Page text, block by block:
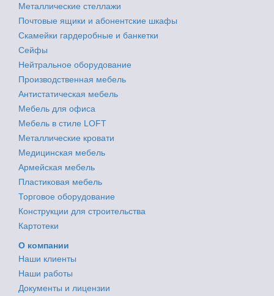
Металлические стеллажи
Почтовые ящики и абонентские шкафы
Скамейки гардеробные и банкетки
Сейфы
Нейтральное оборудование
Производственная мебель
Антистатическая мебель
Мебель для офиса
Мебель в стиле LOFT
Металлические кровати
Медицинская мебель
Армейская мебель
Пластиковая мебель
Торговое оборудование
Конструкции для строительства
Картотеки
О компании
Наши клиенты
Наши работы
Документы и лицензии